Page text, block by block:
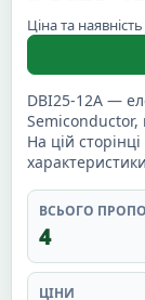
Ціна та
DBI25-12A —
Semiconductor,
На цій
ВСЬОГО
4
ЦІНИ